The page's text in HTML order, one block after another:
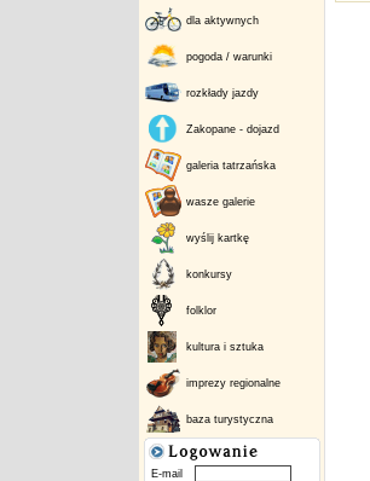
dla aktywnych
pogoda / warunki
rozkłady jazdy
Zakopane - dojazd
galeria tatrzańska
wasze galerie
wyślij kartkę
konkursy
folklor
kultura i sztuka
imprezy regionalne
baza turystyczna
E-mail